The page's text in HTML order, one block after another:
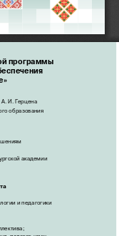
программы
А. И. Герцена
образования
академии
и педагогики